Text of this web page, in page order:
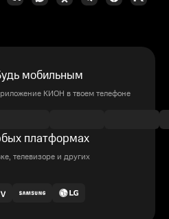
мобильным
КИОН в твоем телефоне
платформах
телевизоре и других